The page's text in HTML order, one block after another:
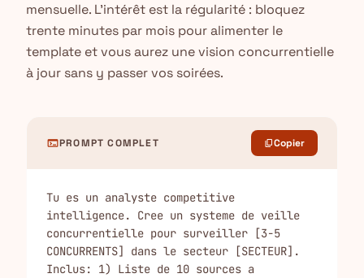
mensuelle. L'intérêt est la régularité : bloquez
trente minutes par mois pour alimenter le
template et vous aurez une vision concurrentielle
à jour sans y passer vos soirées.
terminalPROMPT COMPLET content_copyCopier
Tu es un analyste competitive
intelligence. Cree un systeme de veille
concurrentielle pour surveiller [3-5
CONCURRENTS] dans le secteur [SECTEUR].
Inclus: 1) Liste de 10 sources a